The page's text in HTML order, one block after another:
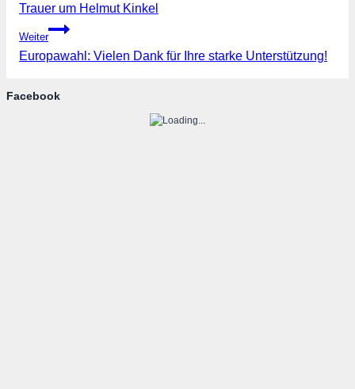
Trauer um Helmut Kinkel
Weiter
Europawahl: Vielen Dank für Ihre starke Unterstützung!
Facebook